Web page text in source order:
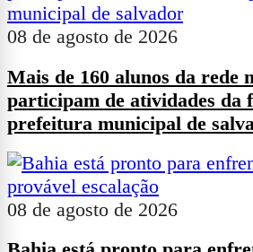
08 de agosto de 2026
Mais de 160 alunos da rede
participam de atividades da
prefeitura municipal de
08 de agosto de 2026